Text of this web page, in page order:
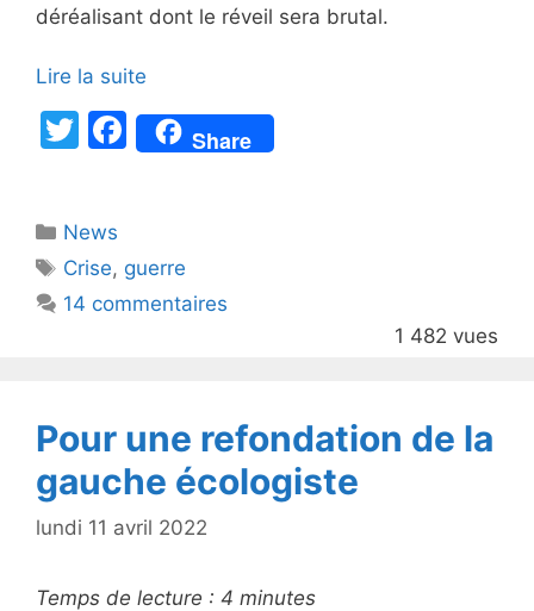
déréalisant dont le réveil sera brutal.
Lire la suite
T
er
F
a
b
o
Share
Catégories
News
Étiquettes
Crise, guerre
14 commentaires
1 482 vues
Pour une refondation de la
gauche écologiste
lundi 11 avril 2022
Temps de lecture : 4 minutes